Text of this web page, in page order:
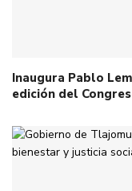
Inaugura Pablo
edición del